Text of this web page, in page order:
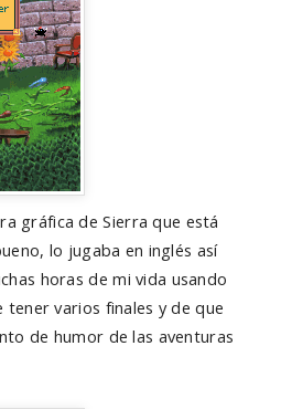
gráfica de Sierra que está
lo jugaba en inglés así
horas de mi vida usando
varios finales y de que
de humor de las aventuras